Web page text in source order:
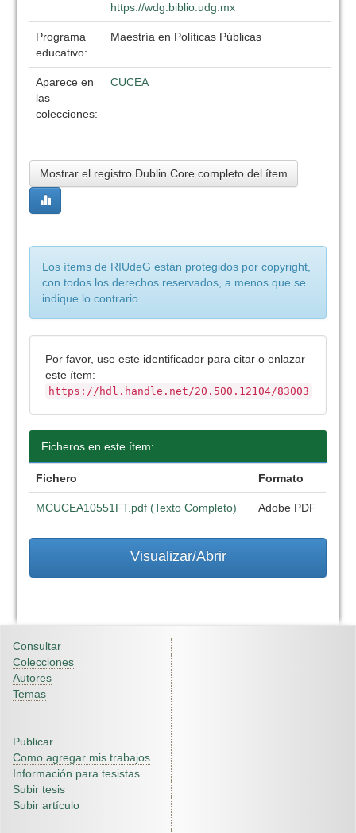
https://wdg.biblio.udg.mx
Programa
educativo:
Maestría en Políticas Públicas
Aparece en
las
colecciones:
CUCEA
Mostrar el registro Dublin Core completo del ítem
Los ítems de RIUdeG están protegidos por copyright,
con todos los derechos reservados, a menos que se
indique lo contrario.
Por favor, use este identificador para citar o enlazar
este ítem:
https://hdl.handle.net/20.500.12104/83003
Ficheros en este ítem:
Fichero Formato
MCUCEA10551FT.pdf (Texto Completo) Adobe PDF
Visualizar/Abrir
Consultar
Colecciones
Autores
Temas
Publicar
Como agregar mis trabajos
Información para tesistas
Subir tesis
Subir artículo